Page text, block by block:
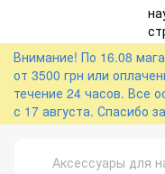
Внимание! По 16.08
от 3500 грн или
течение 24 часов. Все
с 17 августа. Спасибо
Аксессуары для